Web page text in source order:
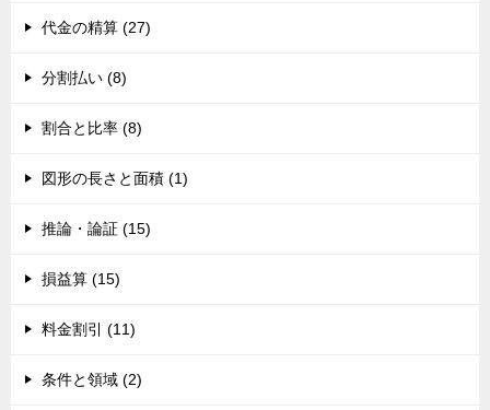
代金の精算 (27)
分割払い (8)
割合と比率 (8)
図形の長さと面積 (1)
推論・論証 (15)
損益算 (15)
料金割引 (11)
条件と領域 (2)